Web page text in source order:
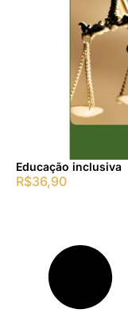
Educação inclusiva
R$36,90